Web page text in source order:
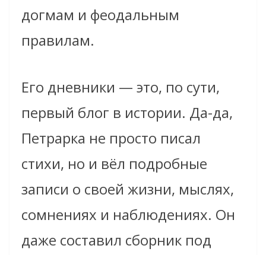
догмам и феодальным
правилам.
Его дневники — это, по сути,
первый блог в истории. Да-да,
Петрарка не просто писал
стихи, но и вёл подробные
записи о своей жизни, мыслях,
сомнениях и наблюдениях. Он
даже составил сборник под